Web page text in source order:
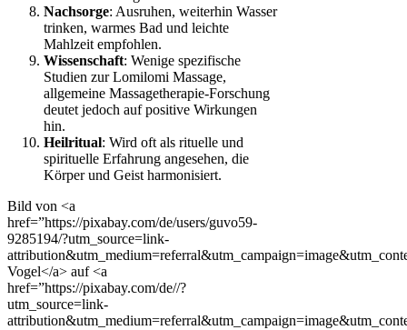
Nachsorge: Ausruhen, weiterhin Wasser
trinken, warmes Bad und leichte
Mahlzeit empfohlen.
Wissenschaft: Wenige spezifische
Studien zur Lomilomi Massage,
allgemeine Massagetherapie-Forschung
deutet jedoch auf positive Wirkungen
hin.
Heilritual: Wird oft als rituelle und
spirituelle Erfahrung angesehen, die
Körper und Geist harmonisiert.
Bild von <a
href=”https://pixabay.com/de/users/guvo59-
9285194/?utm_source=link-
Vogel</a> auf <a
href=”https://pixabay.com/de//?
utm_source=link-